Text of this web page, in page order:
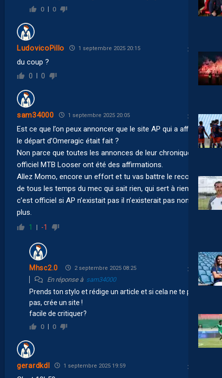
0 0
LudovicoPillo 1 septembre 2025 20:15
du coup ?
0 0
sam34000 1 septembre 2025 20:05
Est ce que l’on peux annoncer que le site AP qui a affirmé
le départ d’Omeragic était fait ?
Non parce que toutes les annonces de leur chroniqueur
officiel MTB Looser ont été des affirmations.
Allez Momo, encore un effort et tu vas battre le record
de tous les temps du mec qui sait rien, qui sert à rien et
c’est officiel si AP n’existait pas il n’existerait pas non
plus.
1 -1
Mhsc2.0 2 septembre 2025 08:25
En réponse à sam34000
Prends ton stylo et rédige un article et si cela ne te plait
pas, crée un site !
facile de critiquer?
0 0
gerardkdl 1 septembre 2025 19:59